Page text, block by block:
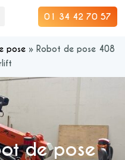
01 34 42 70 57
pose» Robot de pose 408
de pose